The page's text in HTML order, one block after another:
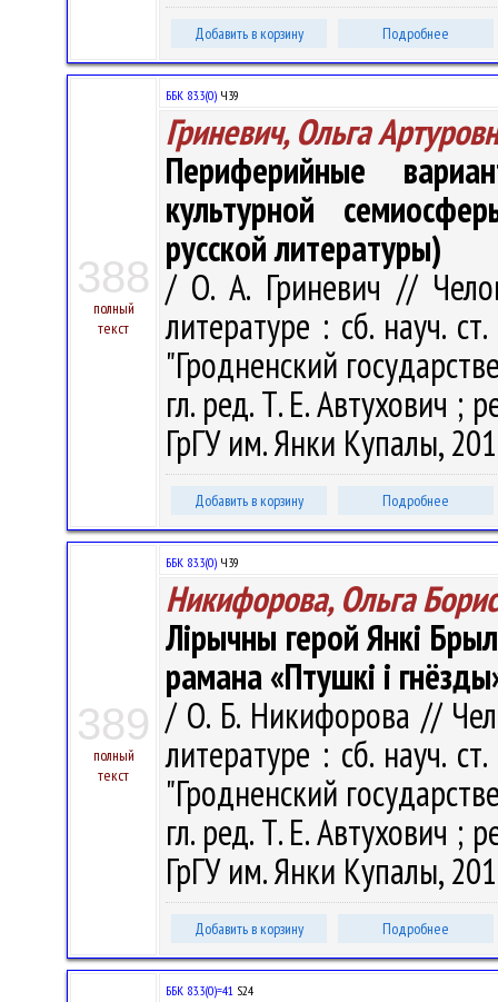
Добавить в корзину Подробнее
388
полный
текст
ББК 83.3(0) Ч39
Гриневич, Ольга
Периферийные
культурной
русской литературы)
/ О. А. Гриневич //
литературе : сб. науч.
"Гродненский
гл. ред. Т. Е. Автухович ;
ГрГУ им. Янки Купалы,
Добавить в корзину Подробнее
389
полный
текст
ББК 83.3(0) Ч39
Никифорова, Ольга
Лірычны герой Янкі
рамана «Птушкі і
/ О. Б. Никифорова //
литературе : сб. науч.
"Гродненский
гл. ред. Т. Е. Автухович ;
ГрГУ им. Янки Купалы,
Добавить в корзину Подробнее
ББК 83.3(0)=41 S24